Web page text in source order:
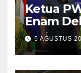
Ketua
Enam
Menuju
5 AGUSTUS